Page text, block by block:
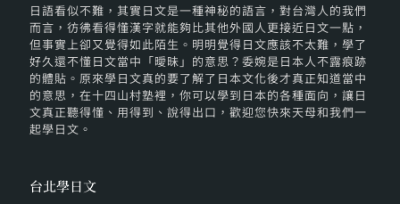
日語看似不難，其實日文是一種神秘的語言，對台灣人的我們
而言，彷彿看得懂漢字就能夠比其他外國人更接近日文一點，
但事實上卻又覺得如此陌生。明明覺得日文應該不太難，學了
好久還不懂日文當中「曖昧」的意思？委婉是日本人不露痕跡
的體貼。原來學日文真的要了解了日本文化後才真正知道當中
的意思，在十四山村塾裡，你可以學到日本的各種面向，讓日
文真正聽得懂、用得到、說得出口，歡迎您快來天母和我們一
起學日文。
台北學日文